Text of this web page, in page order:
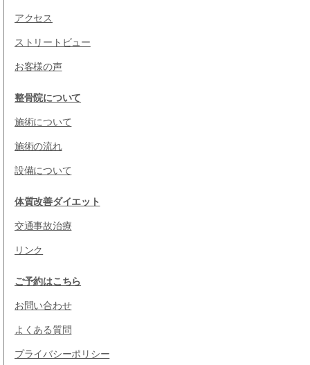
アクセス
ストリートビュー
お客様の声
整骨院について
施術について
施術の流れ
設備について
体質改善ダイエット
交通事故治療
リンク
ご予約はこちら
お問い合わせ
よくある質問
プライバシーポリシー